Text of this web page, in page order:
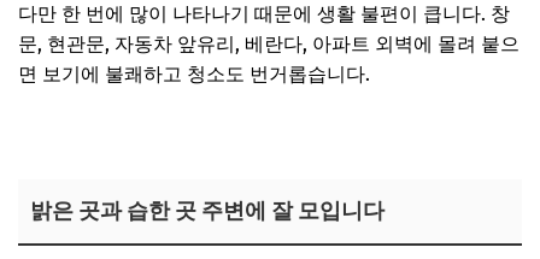
다만 한 번에 많이 나타나기 때문에 생활 불편이 큽니다. 창
문, 현관문, 자동차 앞유리, 베란다, 아파트 외벽에 몰려 붙으
면 보기에 불쾌하고 청소도 번거롭습니다.
밝은 곳과 습한 곳 주변에 잘 모입니다